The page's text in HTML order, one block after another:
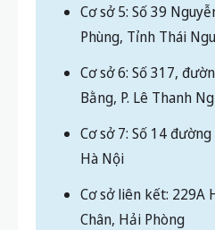
Cơ sở 5: Số 39
Phùng, Tỉnh Thái
Cơ sở 6: Số 317,
Bằng, P. Lê Thanh
Cơ sở 7: Số 14
Hà Nội
Cơ sở liên kết: 229A
Chân, Hải Phòng